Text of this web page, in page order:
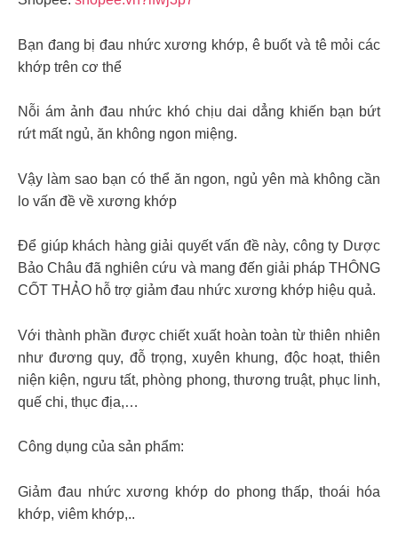
Bạn đang bị đau nhức xương khớp, ê buốt và tê mỏi các
khớp trên cơ thể
Nỗi ám ảnh đau nhức khó chịu dai dẳng khiến bạn bứt
rứt mất ngủ, ăn không ngon miệng.
Vậy làm sao bạn có thể ăn ngon, ngủ yên mà không cần
lo vấn đề về xương khớp
Để giúp khách hàng giải quyết vấn đề này, công ty Dược
Bảo Châu đã nghiên cứu và mang đến giải pháp THÔNG
CỐT THẢO hỗ trợ giảm đau nhức xương khớp hiệu quả.
Với thành phần được chiết xuất hoàn toàn từ thiên nhiên
như đương quy, đỗ trọng, xuyên khung, độc hoạt, thiên
niện kiện, ngưu tất, phòng phong, thương truật, phục linh,
quế chi, thục địa,…
Công dụng của sản phẩm:
Giảm đau nhức xương khớp do phong thấp, thoái hóa
khớp, viêm khớp,..